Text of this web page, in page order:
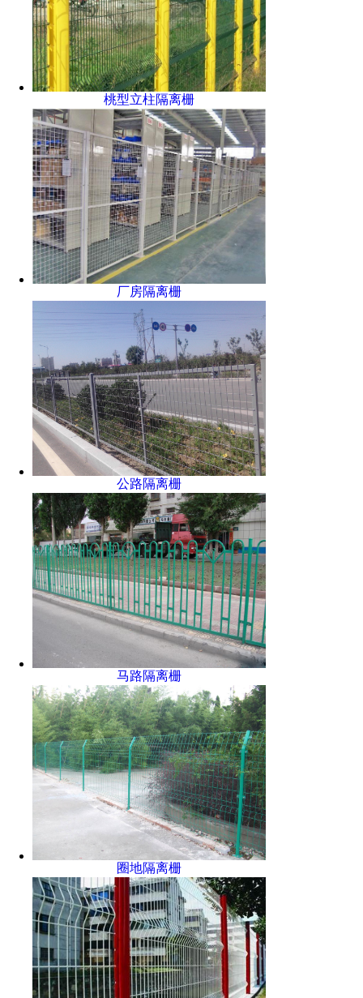
桃型立柱隔离栅
厂房隔离栅
公路隔离栅
马路隔离栅
圈地隔离栅